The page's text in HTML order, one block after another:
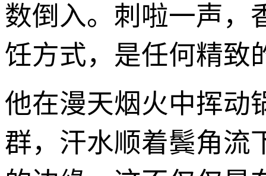
数倒入。刺啦一声，
饪方式，是任何精致
他在漫天烟火中挥动
群，汗水顺着鬓角流